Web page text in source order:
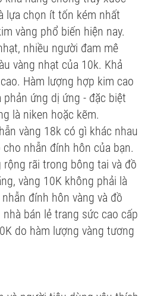
lựa chọn ít tốn kém nhất
vàng phổ biến hiện nay.
nhiều người đam mê
vàng nhạt của 10k. Khả
Hàm lượng hợp kim cao
ứng dị ứng - đặc biệt
là niken hoặc kẽm.
vàng 18k có gì khác nhau
nhẫn đính hôn của bạn.
rãi trong bông tai và đồ
vàng 10K không phải là
đính hôn vàng và đồ
bán lẻ trang sức cao cấp
do hàm lượng vàng tương